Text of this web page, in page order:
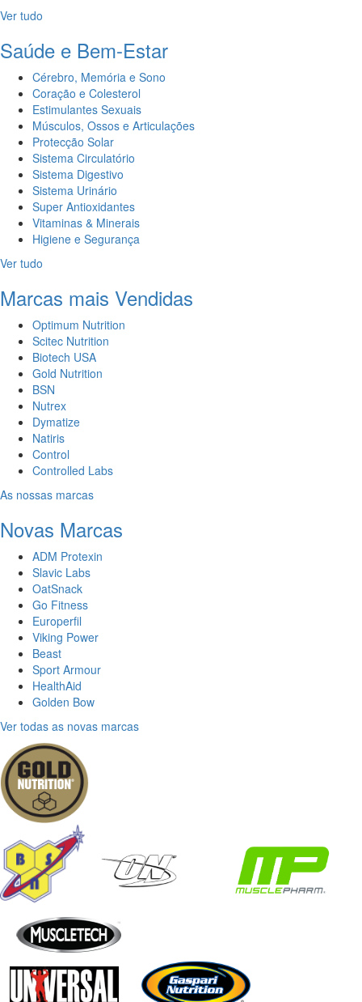
Ver tudo
Saúde e Bem-Estar
Cérebro, Memória e Sono
Coração e Colesterol
Estimulantes Sexuais
Músculos, Ossos e Articulações
Protecção Solar
Sistema Circulatório
Sistema Digestivo
Sistema Urinário
Super Antioxidantes
Vitaminas & Minerais
Higiene e Segurança
Ver tudo
Marcas mais Vendidas
Optimum Nutrition
Scitec Nutrition
Biotech USA
Gold Nutrition
BSN
Nutrex
Dymatize
Natiris
Control
Controlled Labs
As nossas marcas
Novas Marcas
ADM Protexin
Slavic Labs
OatSnack
Go Fitness
Europerfil
Viking Power
Beast
Sport Armour
HealthAid
Golden Bow
Ver todas as novas marcas